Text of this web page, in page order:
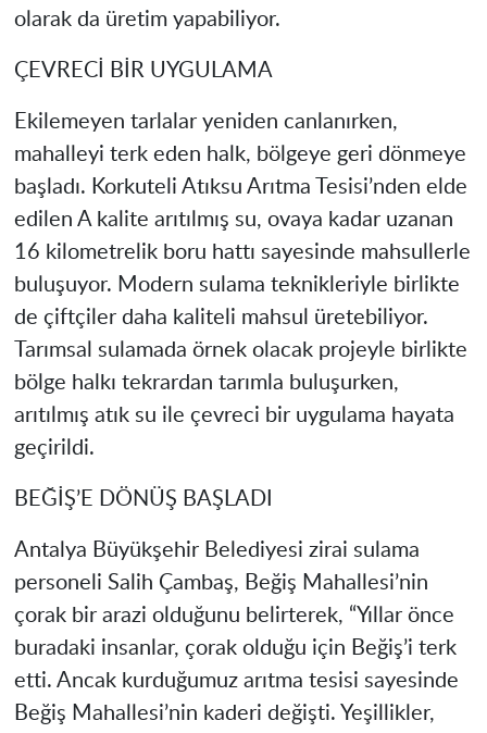
olarak da üretim yapabiliyor.
ÇEVRECİ BİR UYGULAMA
Ekilemeyen tarlalar yeniden canlanırken,
mahalleyi terk eden halk, bölgeye geri dönmeye
başladı. Korkuteli Atıksu Arıtma Tesisi’nden elde
edilen A kalite arıtılmış su, ovaya kadar uzanan
16 kilometrelik boru hattı sayesinde mahsullerle
buluşuyor. Modern sulama teknikleriyle birlikte
de çiftçiler daha kaliteli mahsul üretebiliyor.
Tarımsal sulamada örnek olacak projeyle birlikte
bölge halkı tekrardan tarımla buluşurken,
arıtılmış atık su ile çevreci bir uygulama hayata
geçirildi.
BEĞİŞ’E DÖNÜŞ BAŞLADI
Antalya Büyükşehir Belediyesi zirai sulama
personeli Salih Çambaş, Beğiş Mahallesi’nin
çorak bir arazi olduğunu belirterek, “Yıllar önce
buradaki insanlar, çorak olduğu için Beğiş’i terk
etti. Ancak kurduğumuz arıtma tesisi sayesinde
Beğiş Mahallesi’nin kaderi değişti. Yeşillikler,